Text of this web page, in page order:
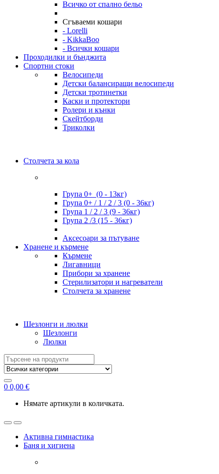
Всичко от спално бельо
Сгъваеми кошари
- Lorelli
- KikkaBoo
- Всички кошари
Проходилки и бънджита
Спортни стоки
Велосипеди
Детски балансиращи велосипеди
Детски тротинетки
Каски и протектори
Ролери и кънки
Скейтборди
Триколки
Столчета за кола
Група 0+ (0 - 13кг)
Група 0+ / 1 / 2 / 3 (0 - 36кг)
Група 1 / 2 / 3 (9 - 36кг)
Група 2 /3 (15 - 36кг)
Аксесоари за пътуване
Хранене и кърмене
Кърмене
Лигавници
Прибори за хранене
Стерилизатори и нагреватели
Столчета за хранене
Шезлонги и люлки
Шезлонги
Люлки
Search
for:
0 0,00 €
Нямате артикули в количката.
Активна гимнастика
Баня и хигиена